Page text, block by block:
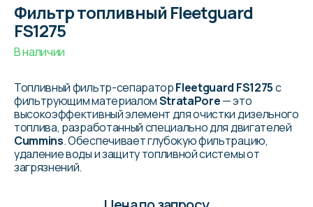
Фильтр топливный Fleetguard
FS1275
В наличии
Топливный фильтр-сепараторFleetguard FS1275с
фильтрующим материаломStrataPore— это
высокоэффективный элемент для очистки дизельного
топлива, разработанный специально для двигателей
Cummins. Обеспечивает глубокую фильтрацию,
удаление воды и защиту топливной системы от
загрязнений.